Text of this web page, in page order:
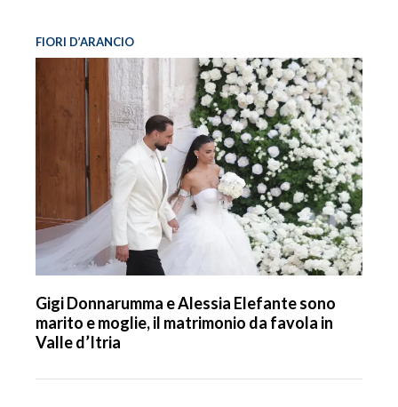
FIORI D’ARANCIO
Gigi Donnarumma e Alessia Elefante sono
marito e moglie, il matrimonio da favola in
Valle d’Itria